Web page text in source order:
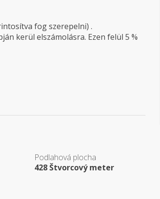
fog szerepelni) .
kerül elszámolásra. Ezen felül 5 %
Podlahová plocha
428 Štvorcový meter